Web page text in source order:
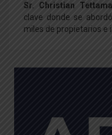
Sr. Christian
clave donde se
miles de propietarios e